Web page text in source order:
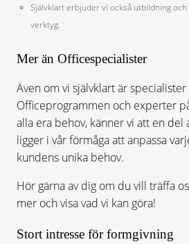
Självklart erbjuder vi också utbildning
verktyg.
Mer än Officespecialister
Även om vi självklart är
Officeprogrammen och experter
alla era behov, känner vi att en del
ligger i vår förmåga att anpassa
kundens unika behov.
Hör gärna av dig om du vill träffa
mer och visa vad vi kan göra!
Stort intresse för formgivning